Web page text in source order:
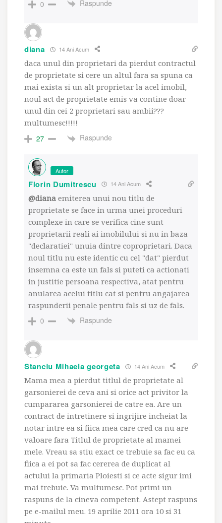
0
Raspunde
diana 14 Ani Acum
daca unul din proprietari da pierdut contractul
de proprietate si cere un altul fara sa spuna ca
mai exista si un alt proprietar la acel imobil,
noul act de proprietate emis va contine doar
unul din cei 2 proprietari sau ambii???
multumesc!!!!!
27
Raspunde
Autor
Florin Dumitrescu 14 Ani Acum
@diana emiterea unui nou titlu de
proprietate se face in urma unei proceduri
complexe in care se verifica cine sunt
proprietarii reali ai imobilului si nu in baza
"declaratiei" unuia dintre coproprietari. Daca
noul titlu nu este identic cu cel "dat" pierdut
insemna ca este un fals si puteti ca actionati
in justitie persoana respectiva, atat pentru
anularea acelui titlu cat si pentru angajarea
raspunderii penale pentru fals si uz de fals.
0
Raspunde
Stanciu Mihaela georgeta 14 Ani Acum
Mama mea a pierdut titlul de proprietate al
garsonierei de ceva ani si orice act privitor la
cumpararea garsonierei de catre ea. Are un
contract de intretinere si ingrijire incheiat la
notar intre ea si fiica mea care cred ca nu are
valoare fara Titlul de proprietate al mamei
mele. Vreau sa stiu exact ce trebuie sa fac eu ca
fiica a ei pot sa fac cererea de duplicat al
actului la primaria Ploiesti si ce acte sigur imi
mai trebuie. Va multumesc. Pot primi un
raspuns de la cineva competent. Astept raspuns
pe e-mailul meu. 19 aprilie 2011 ora 10 si 31